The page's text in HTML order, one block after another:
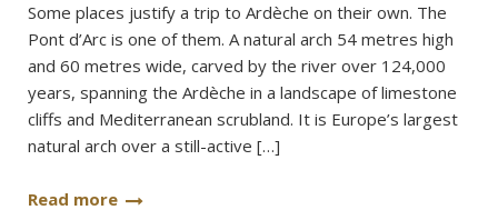
Some places justify a trip to Ardèche on their own. The
Pont d’Arc is one of them. A natural arch 54 metres high
and 60 metres wide, carved by the river over 124,000
years, spanning the Ardèche in a landscape of limestone
cliffs and Mediterranean scrubland. It is Europe’s largest
natural arch over a still-active […]
Read more